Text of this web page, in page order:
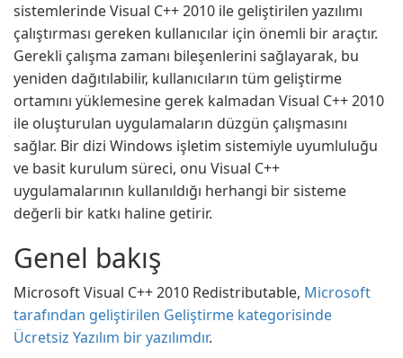
sistemlerinde Visual C++ 2010 ile geliştirilen yazılımı
çalıştırması gereken kullanıcılar için önemli bir araçtır.
Gerekli çalışma zamanı bileşenlerini sağlayarak, bu
yeniden dağıtılabilir, kullanıcıların tüm geliştirme
ortamını yüklemesine gerek kalmadan Visual C++ 2010
ile oluşturulan uygulamaların düzgün çalışmasını
sağlar. Bir dizi Windows işletim sistemiyle uyumluluğu
ve basit kurulum süreci, onu Visual C++
uygulamalarının kullanıldığı herhangi bir sisteme
değerli bir katkı haline getirir.
Genel bakış
Microsoft Visual C++ 2010 Redistributable, Microsoft
tarafından geliştirilen Geliştirme kategorisinde
Ücretsiz Yazılım bir yazılımdır.